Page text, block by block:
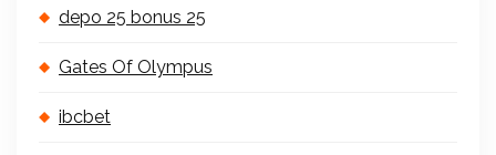
depo 25 bonus 25
Gates Of Olympus
ibcbet